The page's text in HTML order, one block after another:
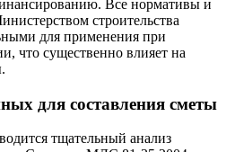
Все нормативы и
строительства
для применения при
что существенно влияет на
для составления сметы
тщательный анализ